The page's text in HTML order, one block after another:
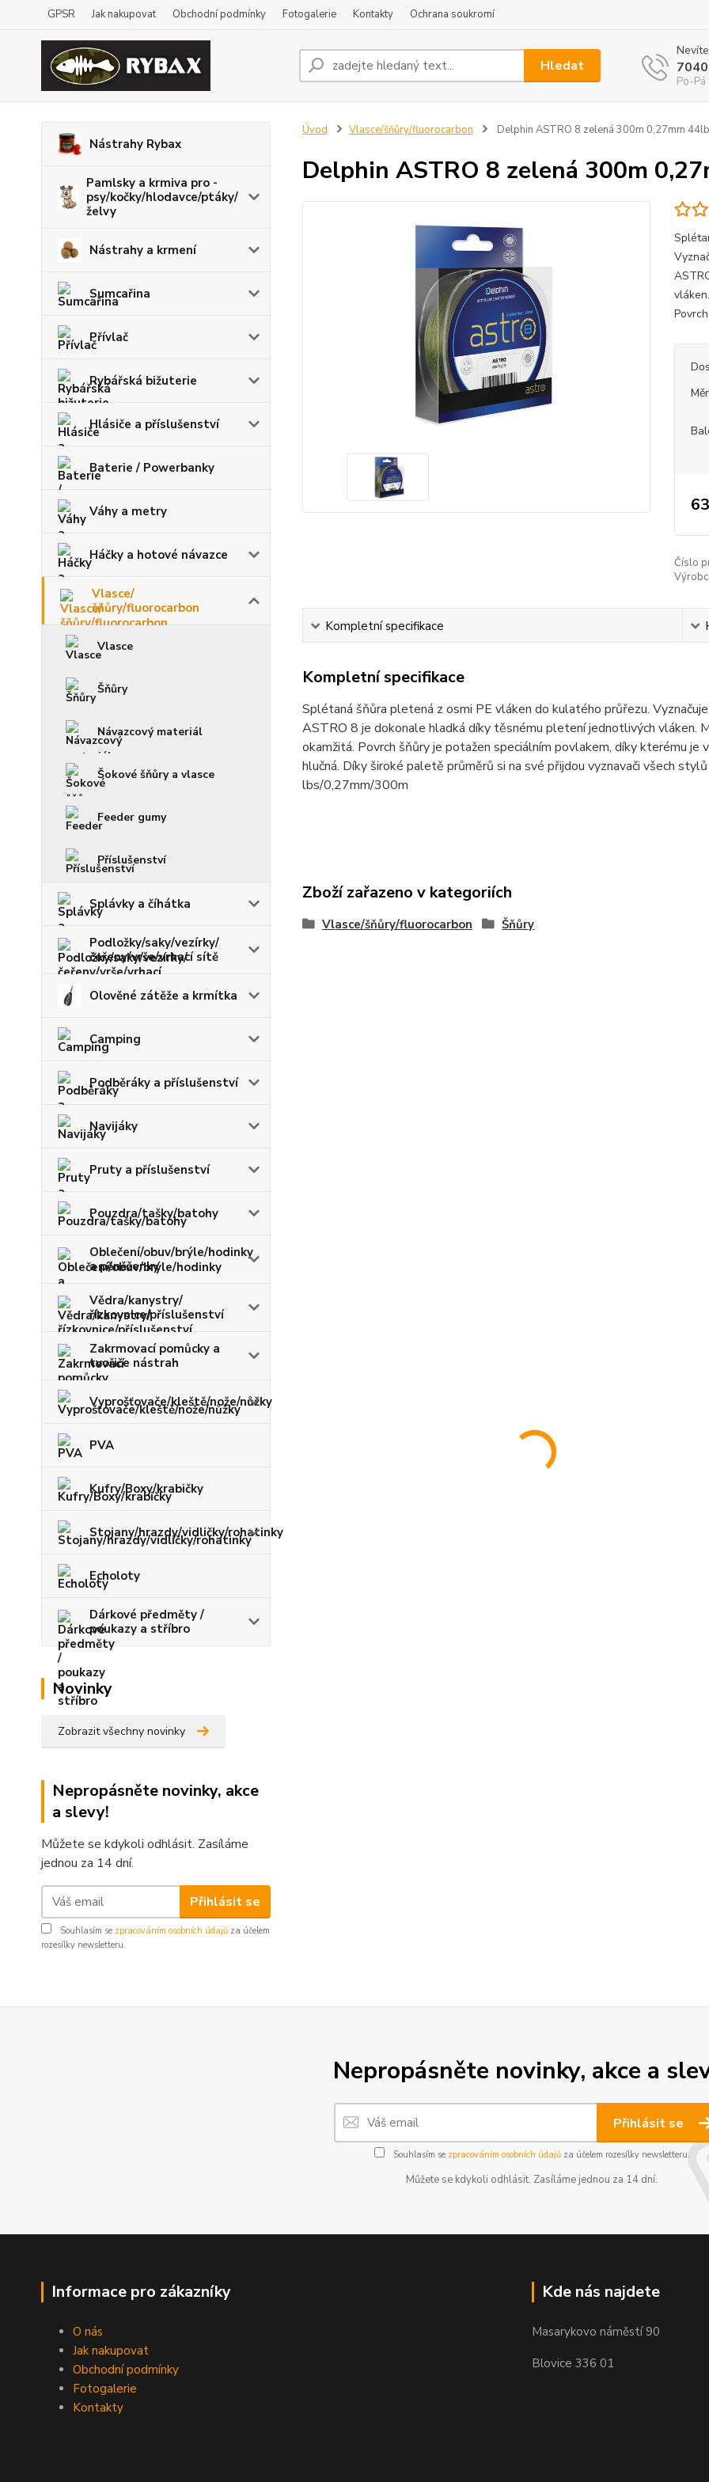
GPSR Jak nakupovat Obchodní podmínky Fotogalerie Kontakty Ochrana soukromí
Hledat
Po-
Nástrahy Rybax
Pamlsky a krmiva pro -
psy/kočky/hlodavce/ptáky/
želvy
Nástrahy a krmení
Sumcařina
Přívlač
Rybářská bižuterie
Hlásiče a příslušenství
Baterie / Powerbanky
Váhy a metry
Háčky a hotové návazce
Vlasce/
šňůry/fluorocarbon
Vlasce
Šňůry
Návazcový materiál
Šokové šňůry a vlasce
Feeder gumy
Příslušenství
Splávky a číhátka
Podložky/saky/vezírky/
čeřeny/vrše/vrhací sítě
Olověné zátěže a krmítka
Camping
Podběráky a příslušenství
Navijáky
Pruty a příslušenství
Pouzdra/tašky/batohy
Oblečení/obuv/brýle/hodinky
a pěněženky
Vědra/kanystry/
řízkovnice/příslušenství
Zakrmovací pomůcky a
tvořiče nástrah
Vyprošťovače/kleště/nože/nůžky
PVA
Kufry/Boxy/krabičky
Stojany/hrazdy/vidličky/rohatinky
Echoloty
Dárkové předměty /
poukazy a stříbro
Novinky
Zobrazit všechny novinky
Nepropásněte novinky, akce
a slevy!
Můžete se kdykoli odhlásit. Zasíláme
jednou za 14 dní.
Přihlásit se
Souhlasím se zpracováním osobních údajů za účelem
rozesílky newsletteru.
Úvod Vlasce/šňůry/fluorocarbon Delphin ASTRO 8 zelená 300m 0,27mm
Delphin ASTRO 8 zelená 300m
Číslo
Kompletní specifikace
Kompletní specifikace
Splétaná šňůra pletená z osmi PE vláken do kulatého průřezu.
ASTRO 8 je dokonale hladká díky těsnému pletení jednotlivých vláken.
okamžitá. Povrch šňůry je potažen speciálním povlakem, díky kterému
hlučná. Díky široké paletě průměrů si na své přijdou
lbs/0,27mm/300m
Zboží zařazeno v kategoriích
Vlasce/šňůry/fluorocarbon Šňůry
Nepropásněte novinky, akce a
Přihlásit se
Souhlasím se zpracováním osobních údajůza účelem rozesílky newsletteru.
Můžete se kdykoli odhlásit. Zasíláme jednou za 14 dní.
Informace pro zákazníky
O nás
Jak nakupovat
Obchodní podmínky
Fotogalerie
Kontakty
Kde nás najdete
Masarykovo náměstí 90
Blovice 336 01